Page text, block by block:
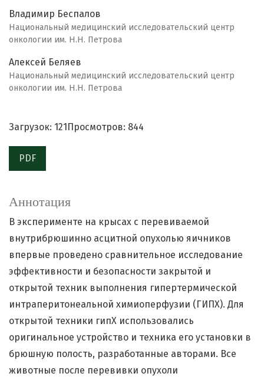
Владимир Беспалов
Национальный медицинский исследовательский центр
онкологии им. Н.Н. Петрова
Алексей Беляев
Национальный медицинский исследовательский центр
онкологии им. Н.Н. Петрова
Загрузок: 121 Просмотров: 844
PDF
Аннотация
В эксперименте на крысах с перевиваемой
внутрибрюшинно асцитной опухолью яичников
впервые проведено сравнительное исследование
эффективности и безопасности закрытой и
открытой техник выполнения гипертермической
интраперитонеальной химиоперфузии (ГИПХ). Для
открытой техники гипХ использовались
оригинальное устройство и техника его установки в
брюшную полость, разработанные авторами. Все
животные после перевивки опухоли